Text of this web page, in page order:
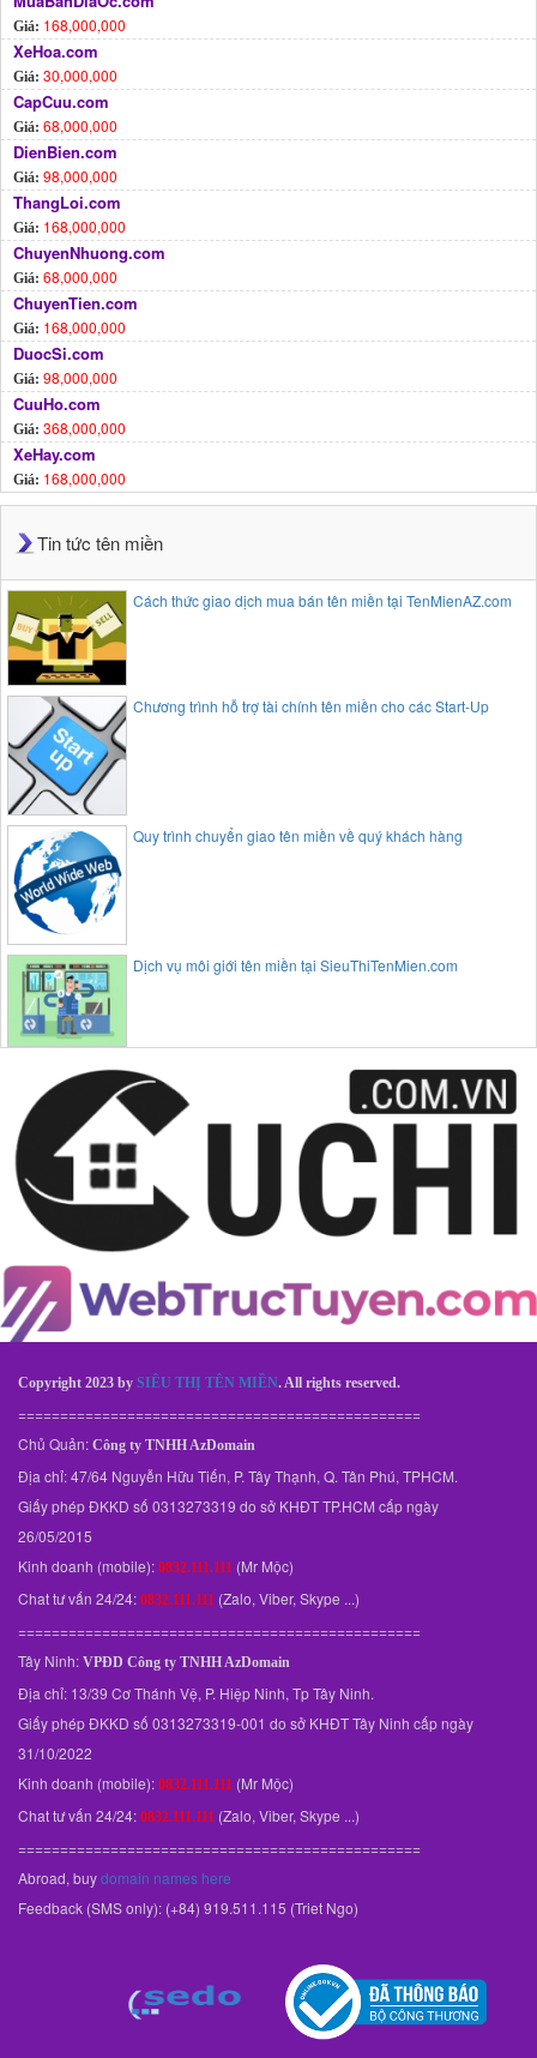
Giá: 168,000,000
XeHoa.com
Giá: 30,000,000
CapCuu.com
Giá: 68,000,000
DienBien.com
Giá: 98,000,000
ThangLoi.com
Giá: 168,000,000
ChuyenNhuong.com
Giá: 68,000,000
ChuyenTien.com
Giá: 168,000,000
DuocSi.com
Giá: 98,000,000
CuuHo.com
Giá: 368,000,000
XeHay.com
Giá: 168,000,000
Tin tức tên miền
Cách thức giao dịch mua bán tên miền tại TenMienAZ.com
Chương trình hỗ trợ tài chính tên miền cho các Start-Up
Quy trình chuyển giao tên miền về quý khách hàng
Dịch vụ môi giới tên miền tại SieuThiTenMien.com
Copyright 2023 by SIÊU THỊ TÊN MIỀN. All rights reserved.
================================================
Chủ Quản: Công ty TNHH AzDomain
Địa chỉ: 47/64 Nguyễn Hữu Tiến, P. Tây Thạnh, Q. Tân Phú, TPHCM.
Giấy phép ĐKKD số 0313273319 do sở KHĐT TP.HCM cấp ngày
26/05/2015
Kinh doanh (mobile): 0832.111.111 (Mr Mộc)
Chat tư vấn 24/24: 0832.111.111 (Zalo, Viber, Skype ...)
================================================
Tây Ninh: VPĐD Công ty TNHH AzDomain
Địa chỉ: 13/39 Cơ Thánh Vệ, P. Hiệp Ninh, Tp Tây Ninh.
Giấy phép ĐKKD số 0313273319-001 do sở KHĐT Tây Ninh cấp ngày
31/10/2022
Kinh doanh (mobile): 0832.111.111 (Mr Mộc)
Chat tư vấn 24/24: 0832.111.111 (Zalo, Viber, Skype ...)
================================================
Abroad, buydomain names here
Feedback (SMS only): (+84) 919.511.115 (Triet Ngo)